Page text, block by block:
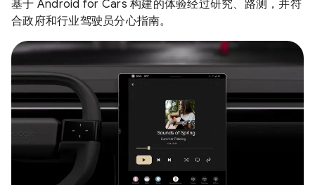
基于 Android for Cars 构建的体验经过研究、路测，并符
合政府和行业驾驶员分心指南。